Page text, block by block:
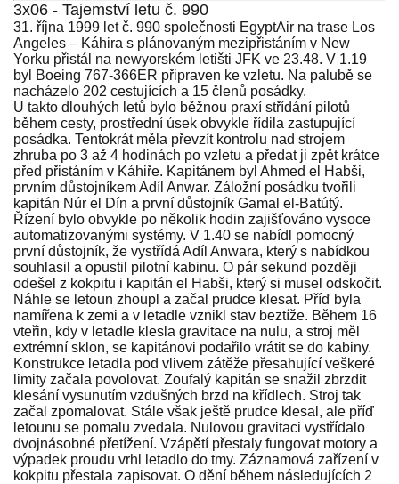
3x06 - Tajemství letu č. 990
31. října 1999 let č. 990 společnosti EgyptAir na trase Los
Angeles – Káhira s plánovaným mezipřistáním v New
Yorku přistál na newyorském letišti JFK ve 23.48. V 1.19
byl Boeing 767-366ER připraven ke vzletu. Na palubě se
nacházelo 202 cestujících a 15 členů posádky.
U takto dlouhých letů bylo běžnou praxí střídání pilotů
během cesty, prostřední úsek obvykle řídila zastupující
posádka. Tentokrát měla převzít kontrolu nad strojem
zhruba po 3 až 4 hodinách po vzletu a předat ji zpět krátce
před přistáním v Káhiře. Kapitánem byl Ahmed el Habši,
prvním důstojníkem Adíl Anwar. Záložní posádku tvořili
kapitán Núr el Dín a první důstojník Gamal el-Batútý.
Řízení bylo obvykle po několik hodin zajišťováno vysoce
automatizovanými systémy. V 1.40 se nabídl pomocný
první důstojník, že vystřídá Adíl Anwara, který s nabídkou
souhlasil a opustil pilotní kabinu. O pár sekund později
odešel z kokpitu i kapitán el Habši, který si musel odskočit.
Náhle se letoun zhoupl a začal prudce klesat. Příď byla
namířena k zemi a v letadle vznikl stav beztíže. Během 16
vteřin, kdy v letadle klesla gravitace na nulu, a stroj měl
extrémní sklon, se kapitánovi podařilo vrátit se do kabiny.
Konstrukce letadla pod vlivem zátěže přesahující veškeré
limity začala povolovat. Zoufalý kapitán se snažil zbrzdit
klesání vysunutím vzdušných brzd na křídlech. Stroj tak
začal zpomalovat. Stále však ještě prudce klesal, ale příď
letounu se pomalu zvedala. Nulovou gravitaci vystřídalo
dvojnásobné přetížení. Vzápětí přestaly fungovat motory a
výpadek proudu vrhl letadlo do tmy. Záznamová zařízení v
kokpitu přestala zapisovat. O dění během následujících 2